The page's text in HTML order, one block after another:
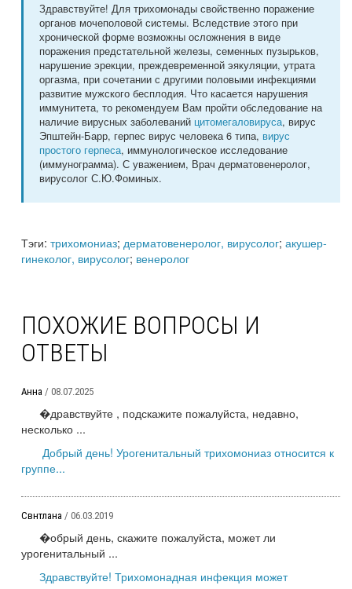
Здравствуйте! Для трихомонады свойственно поражение
органов мочеполовой системы. Вследствие этого при
хронической форме возможны осложнения в виде
поражения предстательной железы, семенных пузырьков,
нарушение эрекции, преждевременной эякуляции, утрата
оргазма, при сочетании с другими половыми инфекциями
развитие мужского бесплодия. Что касается нарушения
иммунитета, то рекомендуем Вам пройти обследование на
наличие вирусных заболеваний цитомегаловируса, вирус
Эпштейн-Барр, герпес вирус человека 6 типа, вирус
простого герпеса, иммунологическое исследование
(иммунограмма). С уважением, Врач дерматовенеролог,
вирусолог С.Ю.Фоминых.
Тэги: трихомониаз; дерматовенеролог, вирусолог; акушер-
гинеколог, вирусолог; венеролог
ПОХОЖИЕ ВОПРОСЫ И
ОТВЕТЫ
Анна / 08.07.2025
�дравствуйте , подскажите пожалуйста, недавно,
несколько ...
Добрый день! Урогенитальный трихомониаз относится к
группе...
Свнтлана / 06.03.2019
�обрый день, скажите пожалуйста, может ли
урогенитальный ...
Здравствуйте! Трихомонадная инфекция может